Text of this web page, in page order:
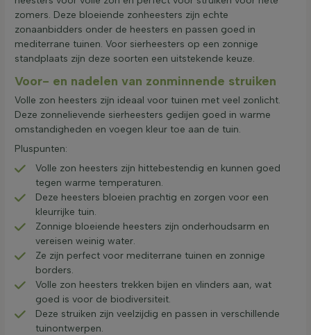
zomers. Deze bloeiende zonheesters zijn echte
zonaanbidders onder de heesters en passen goed in
mediterrane tuinen. Voor sierheesters op een zonnige
standplaats zijn deze soorten een uitstekende keuze.
Voor- en nadelen van zonminnende struiken
Volle zon heesters zijn ideaal voor tuinen met veel zonlicht.
Deze zonnelievende sierheesters gedijen goed in warme
omstandigheden en voegen kleur toe aan de tuin.
Pluspunten:
Volle zon heesters zijn hittebestendig en kunnen goed
tegen warme temperaturen.
Deze heesters bloeien prachtig en zorgen voor een
kleurrijke tuin.
Zonnige bloeiende heesters zijn onderhoudsarm en
vereisen weinig water.
Ze zijn perfect voor mediterrane tuinen en zonnige
borders.
Volle zon heesters trekken bijen en vlinders aan, wat
goed is voor de biodiversiteit.
Deze struiken zijn veelzijdig en passen in verschillende
tuinontwerpen.